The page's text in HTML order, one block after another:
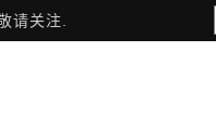
请关注.